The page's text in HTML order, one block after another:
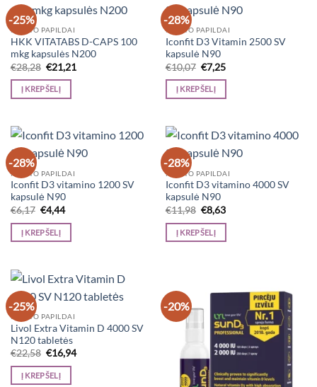
-25%
MAISTO PAPILDAI
HKK VITATABS D-CAPS 100
mkg kapsulės N200
€28,28 Original
price
was:
€28,28.
€21,21
Į KREPŠELĮ
-28%
MAISTO PAPILDAI
Iconfit D3 Vitamin 2500 SV
kapsulė N90
€10,07 Original
price
was:
€10,07.
€7,25Current
is:
Į KREPŠELĮ
-28%
MAISTO PAPILDAI
Iconfit D3 vitamino 1200 SV
kapsulė N90
€6,17 Original
price
was:
€6,17.
€4,44Current
is:
Į KREPŠELĮ
-28%
MAISTO PAPILDAI
Iconfit D3 vitamino 4000 SV
kapsulė N90
€11,98 Original
price
was:
€11,98.
€8,63Current
is:
Į KREPŠELĮ
-25%
MAISTO PAPILDAI
Livol Extra Vitamin D 4000 SV
N120 tabletės
€22,58 Original
price
was:
€22,58.
€16,94Current
Į KREPŠELĮ
-20%